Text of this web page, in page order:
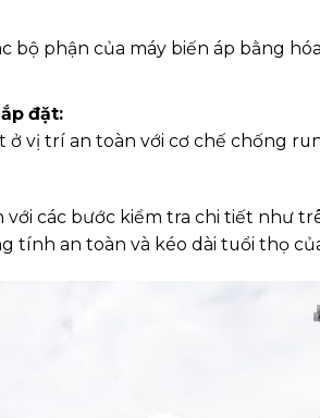
bộ phận của máy biến áp bằng
đặt:
ở vị trí an toàn với cơ chế chống
các bước kiểm tra chi tiết như
tính an toàn và kéo dài tuổi thọ